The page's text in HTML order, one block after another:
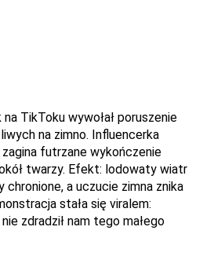
TikToku wywołał poruszenie
na zimno. Influencerka
futrzane wykończenie
twarzy. Efekt: lodowaty wiatr
chronione, a uczucie zimna znika
stała się viralem:
zdradził nam tego małego